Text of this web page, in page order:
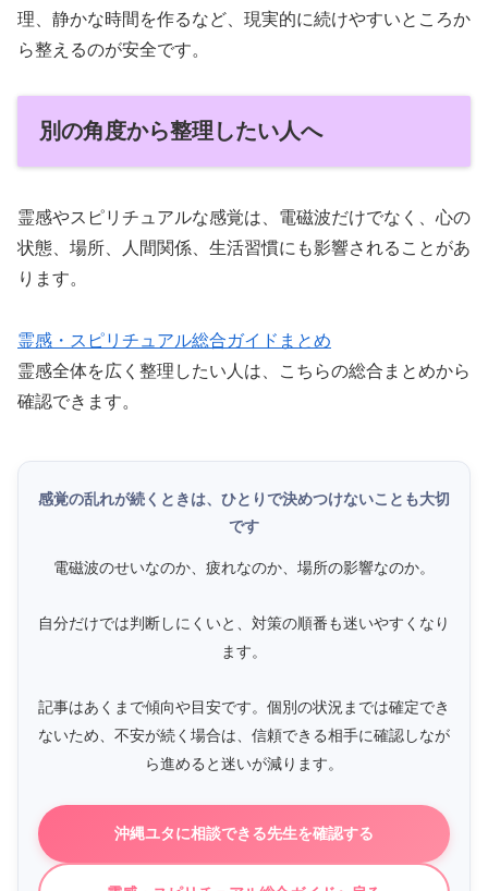
理、静かな時間を作るなど、現実的に続けやすいところか
ら整えるのが安全です。
別の角度から整理したい人へ
霊感やスピリチュアルな感覚は、電磁波だけでなく、心の
状態、場所、人間関係、生活習慣にも影響されることがあ
ります。
霊感・スピリチュアル総合ガイドまとめ
霊感全体を広く整理したい人は、こちらの総合まとめから
確認できます。
感覚の乱れが続くときは、ひとりで決めつけないことも大切
です
電磁波のせいなのか、疲れなのか、場所の影響なのか。
自分だけでは判断しにくいと、対策の順番も迷いやすくなり
ます。
記事はあくまで傾向や目安です。個別の状況までは確定でき
ないため、不安が続く場合は、信頼できる相手に確認しなが
ら進めると迷いが減ります。
沖縄ユタに相談できる先生を確認する